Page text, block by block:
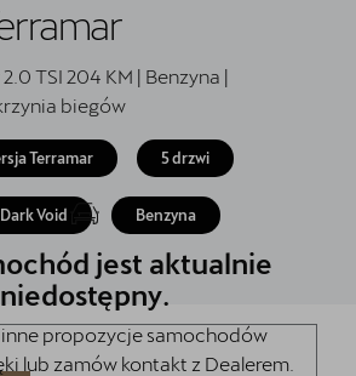
TSI 204 KM | Benzyna |
biegów
Terramar 5 drzwi
Dark Void Benzyna
jest aktualnie
niedostępny.
propozycje samochodów
lub zamów kontakt z Dealerem.